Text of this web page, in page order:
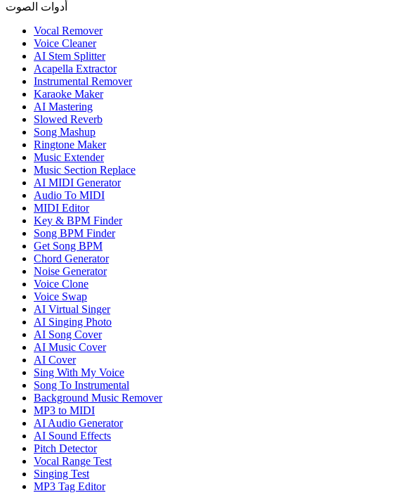
أدوات الصوت
Vocal Remover
Voice Cleaner
AI Stem Splitter
Acapella Extractor
Instrumental Remover
Karaoke Maker
AI Mastering
Slowed Reverb
Song Mashup
Ringtone Maker
Music Extender
Music Section Replace
AI MIDI Generator
Audio To MIDI
MIDI Editor
Key & BPM Finder
Song BPM Finder
Get Song BPM
Chord Generator
Noise Generator
Voice Clone
Voice Swap
AI Virtual Singer
AI Singing Photo
AI Song Cover
AI Music Cover
AI Cover
Sing With My Voice
Song To Instrumental
Background Music Remover
MP3 to MIDI
AI Audio Generator
AI Sound Effects
Pitch Detector
Vocal Range Test
Singing Test
MP3 Tag Editor